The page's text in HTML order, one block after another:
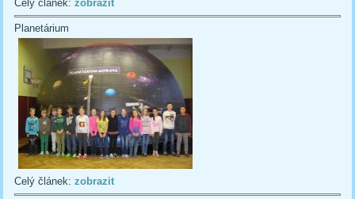
Celý článek:zobrazit
Planetárium
Celý článek:zobrazit